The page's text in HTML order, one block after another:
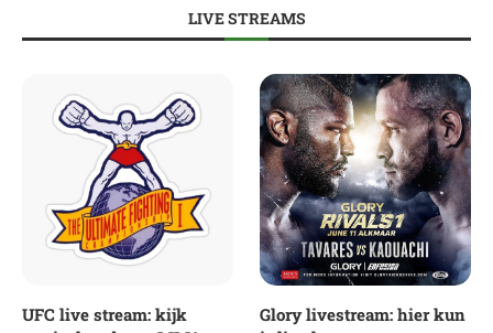
LIVE STREAMS
UFC live stream: kijk
Glory livestream: hier kun